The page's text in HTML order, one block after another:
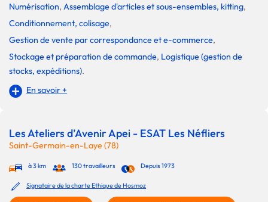
Numérisation, Assemblage d'articles et sous-ensembles, kitting,
Conditionnement, colisage,
Gestion de vente par correspondance et e-commerce,
Stockage et préparation de commande, Logistique (gestion de
stocks, expéditions).
En savoir +
Les Ateliers d’Avenir Apei - ESAT Les Néfliers
Saint-Germain-en-Laye (78)
à 3 km 130 travailleurs Depuis 1973
Signataire de la charte Ethique de Hosmoz